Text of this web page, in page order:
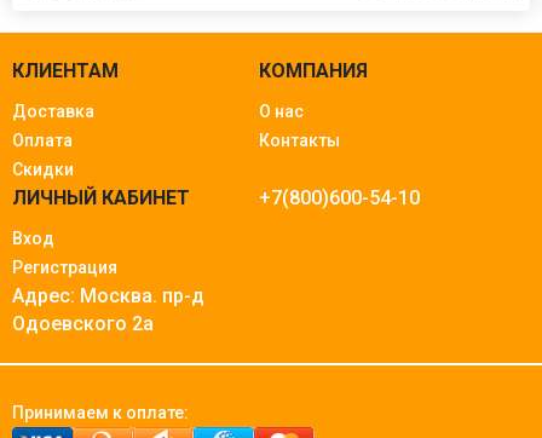
КЛИЕНТАМ
Доставка
Оплата
Скидки
КОМПАНИЯ
О нас
Контакты
ЛИЧНЫЙ КАБИНЕТ
Вход
Регистрация
+7(800)600-54-10
Адрес: Москва. пр-д
Одоевского 2а
Принимаем к оплате: